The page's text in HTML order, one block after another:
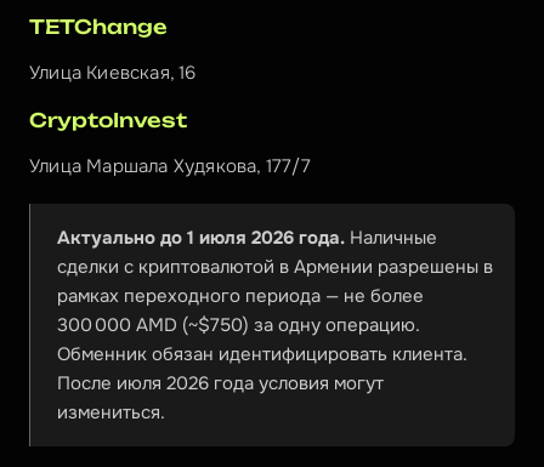
TETChange
Улица Киевская, 16
CryptoInvest
Улица Маршала Худякова, 177/7
Актуально до 1 июля 2026 года. Наличные
сделки с криптовалютой в Армении разрешены в
рамках переходного периода — не более
300 000 AMD (~$750) за одну операцию.
Обменник обязан идентифицировать клиента.
После июля 2026 года условия могут
измениться.